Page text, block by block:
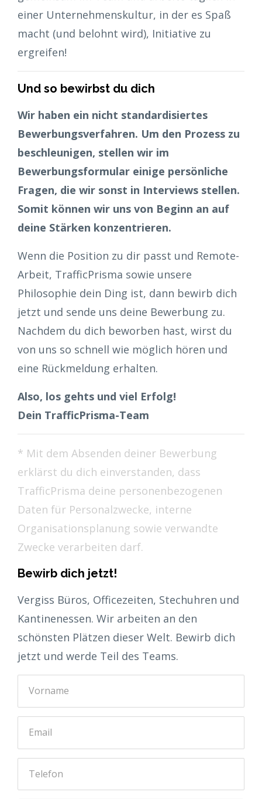
einer Unternehmenskultur, in der es Spaß
macht (und belohnt wird), Initiative zu
ergreifen!
Und so bewirbst du dich
Wir haben ein nicht standardisiertes
Bewerbungsverfahren. Um den Prozess zu
beschleunigen, stellen wir im
Bewerbungsformular einige persönliche
Fragen, die wir sonst in Interviews stellen.
Somit können wir uns von Beginn an auf
deine Stärken konzentrieren.
Wenn die Position zu dir passt und Remote-
Arbeit, TrafficPrisma sowie unsere
Philosophie dein Ding ist, dann bewirb dich
jetzt und sende uns deine Bewerbung zu.
Nachdem du dich beworben hast, wirst du
von uns so schnell wie möglich hören und
eine Rückmeldung erhalten.
Also, los gehts und viel Erfolg!
Dein TrafficPrisma-Team
* Mit dem Absenden deiner Bewerbung
erklärst du dich einverstanden, dass
TrafficPrisma deine personenbezogenen
Daten für Personalzwecke, interne
Organisationsplanung sowie verwandte
Zwecke verarbeiten darf.
Bewirb dich jetzt!
Vergiss Büros, Officezeiten, Stechuhren und
Kantinenessen. Wir arbeiten an den
schönsten Plätzen dieser Welt. Bewirb dich
jetzt und werde Teil des Teams.